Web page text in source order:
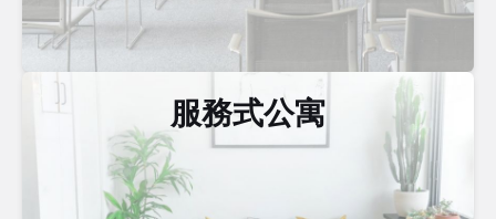
服務式公寓